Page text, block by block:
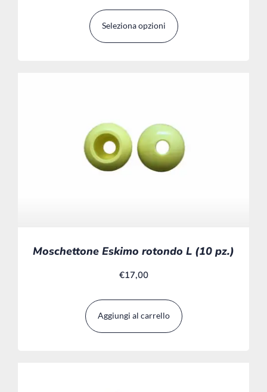
Seleziona opzioni
Moschettone Eskimo rotondo L (10 pz.)
€17,00
Aggiungi al carrello